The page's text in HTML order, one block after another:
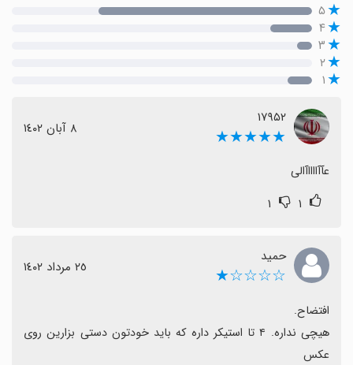
۵
۴
۳
۲
۱
۱۷۹۵۲
★★★★★ ٨ آبان ١٤٠٢
عآآااااآالی
۱ ۱
حمید
☆☆☆☆★ ٢٥ مرداد ١٤٠٢
عکس